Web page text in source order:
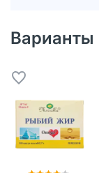
Варианты